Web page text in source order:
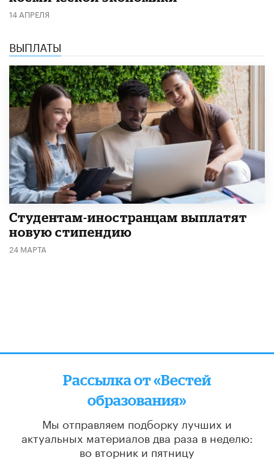
14 АПРЕЛЯ
ВЫПЛАТЫ
Студентам-иностранцам выплатят
новую стипендию
24 МАРТА
Рассылка от «Вестей
образования»
Мы отправляем подборку лучших и
актуальных материалов два раза в неделю:
во вторник и пятницу